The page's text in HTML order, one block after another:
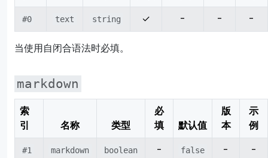
#0 text string ✓ - - -
当使用自闭合语法时必填。
markdown
索
引
名称 类型
必
填
默认值
版
本
示
例
#1 markdown boolean - false - -